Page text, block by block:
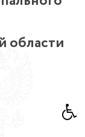
области